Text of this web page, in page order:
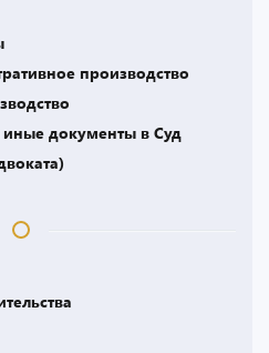
производство
документы в Суд